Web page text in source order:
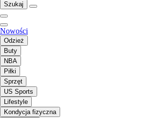
Szukaj
Nowości
Odzież
Buty
NBA
Piłki
Sprzęt
US Sports
Lifestyle
Kondycja fizyczna